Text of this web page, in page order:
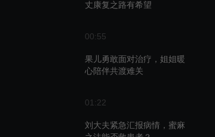
丈康复之路有希望
00:55
果儿勇敢面对治疗，姐姐暖
心陪伴共渡难关
01:22
刘大夫紧急汇报病情，蜜麻